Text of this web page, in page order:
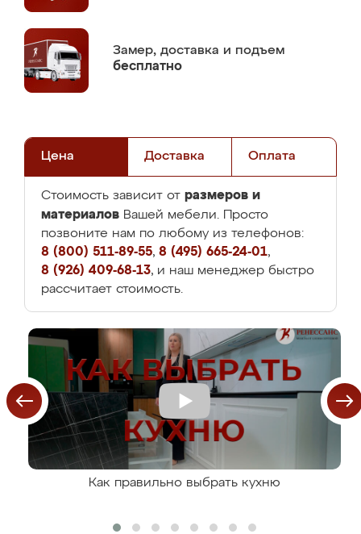
Замер, доставка и подъем
бесплатно
Цена Доставка Оплата
Стоимость зависит от размеров и
материалов Вашей мебели. Просто
позвоните нам по любому из телефонов:
8 (800) 511-89-55, 8 (495) 665-24-01,
8 (926) 409-68-13, и наш менеджер быстро
рассчитает стоимость.
Как правильно выбрать кухню